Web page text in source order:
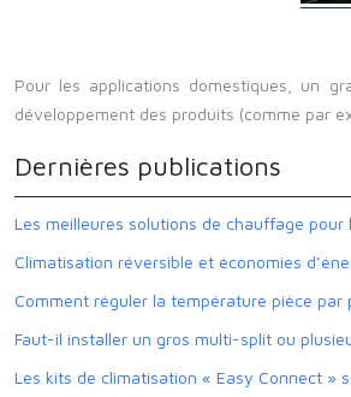
Pour les applications domestiques, un
développement des produits (comme par
Dernières publications
Les meilleures solutions de chauffage pour
Climatisation réversible et économies
Comment réguler la température pièce
Faut-il installer un gros multi-split ou
Les kits de climatisation « Easy Connect